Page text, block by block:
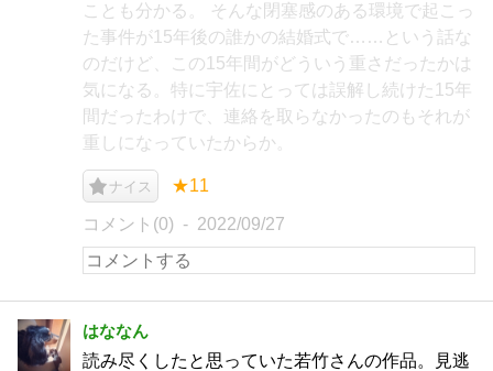
ことも分かる。 そんな閉塞感のある環境で起こっ
た事件が15年後の誰かの結婚式で……という話な
のだけど、この15年間がどういう重さだったかは
気になる。特に宇佐にとっては誤解し続けた15年
間だったわけで、連絡を取らなかったのもそれが
重しになっていたからか。
ナイス ★11
コメント(0) 2022/09/27
はななん
読み尽くしたと思っていた若竹さんの作品。見逃